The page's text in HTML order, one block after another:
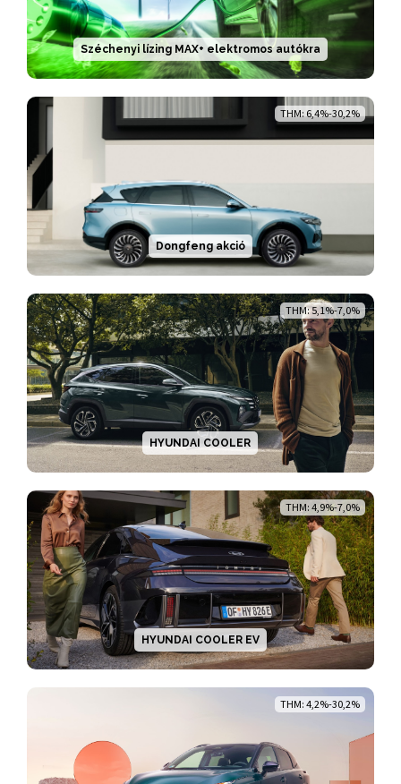
Széchenyi lízing MAX+ elektromos autókra
THM: 6,4%-30,2%
Dongfeng akció
THM: 5,1%-7,0%
HYUNDAI COOLER
THM: 4,9%-7,0%
HYUNDAI COOLER EV
THM: 4,2%-30,2%